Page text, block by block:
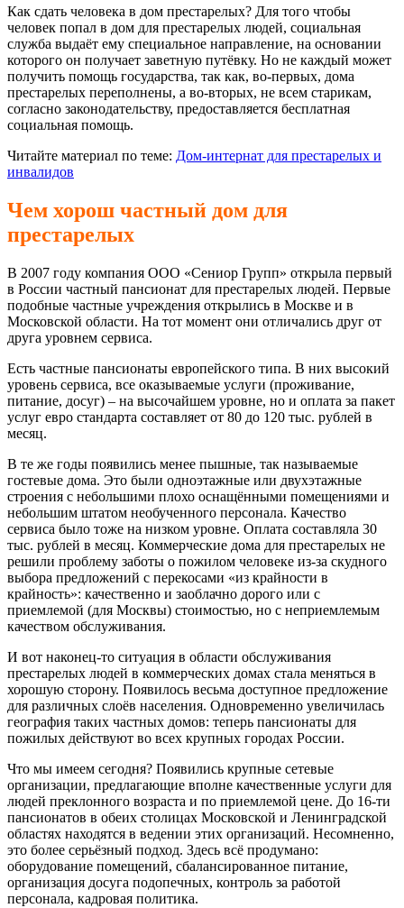
Как сдать человека в дом престарелых? Для того чтобы
человек попал в дом для престарелых людей, социальная
служба выдаёт ему специальное направление, на основании
которого он получает заветную путёвку. Но не каждый может
получить помощь государства, так как, во-первых, дома
престарелых переполнены, а во-вторых, не всем старикам,
согласно законодательству, предоставляется бесплатная
социальная помощь.
Читайте материал по теме: Дом-интернат для престарелых и
инвалидов
Чем хорош частный дом для
престарелых
В 2007 году компания ООО «Сениор Групп» открыла первый
в России частный пансионат для престарелых людей. Первые
подобные частные учреждения открылись в Москве и в
Московской области. На тот момент они отличались друг от
друга уровнем сервиса.
Есть частные пансионаты европейского типа. В них высокий
уровень сервиса, все оказываемые услуги (проживание,
питание, досуг) – на высочайшем уровне, но и оплата за пакет
услуг евро стандарта составляет от 80 до 120 тыс. рублей в
месяц.
В те же годы появились менее пышные, так называемые
гостевые дома. Это были одноэтажные или двухэтажные
строения с небольшими плохо оснащёнными помещениями и
небольшим штатом необученного персонала. Качество
сервиса было тоже на низком уровне. Оплата составляла 30
тыс. рублей в месяц. Коммерческие дома для престарелых не
решили проблему заботы о пожилом человеке из-за скудного
выбора предложений с перекосами «из крайности в
крайность»: качественно и заоблачно дорого или с
приемлемой (для Москвы) стоимостью, но с неприемлемым
качеством обслуживания.
И вот наконец-то ситуация в области обслуживания
престарелых людей в коммерческих домах стала меняться в
хорошую сторону. Появилось весьма доступное предложение
для различных слоёв населения. Одновременно увеличилась
география таких частных домов: теперь пансионаты для
пожилых действуют во всех крупных городах России.
Что мы имеем сегодня? Появились крупные сетевые
организации, предлагающие вполне качественные услуги для
людей преклонного возраста и по приемлемой цене. До 16-ти
пансионатов в обеих столицах Московской и Ленинградской
областях находятся в ведении этих организаций. Несомненно,
это более серьёзный подход. Здесь всё продумано:
оборудование помещений, сбалансированное питание,
организация досуга подопечных, контроль за работой
персонала, кадровая политика.